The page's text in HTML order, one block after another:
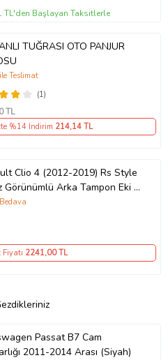
TL'den Başlayan Taksitlerle
TUĞRASI OTO PANJUR
(1)
Teslimat
TL
%14 İndirim 214,14 TL
Clio 4 (2012-2019) Rs Style
Görünümlü Arka Tampon Eki -
(Plastik)
Fiyatı 2241,00 TL
Passat B7 Cam
2011-2014 Arası (Siyah)